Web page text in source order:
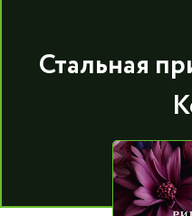
Стальная